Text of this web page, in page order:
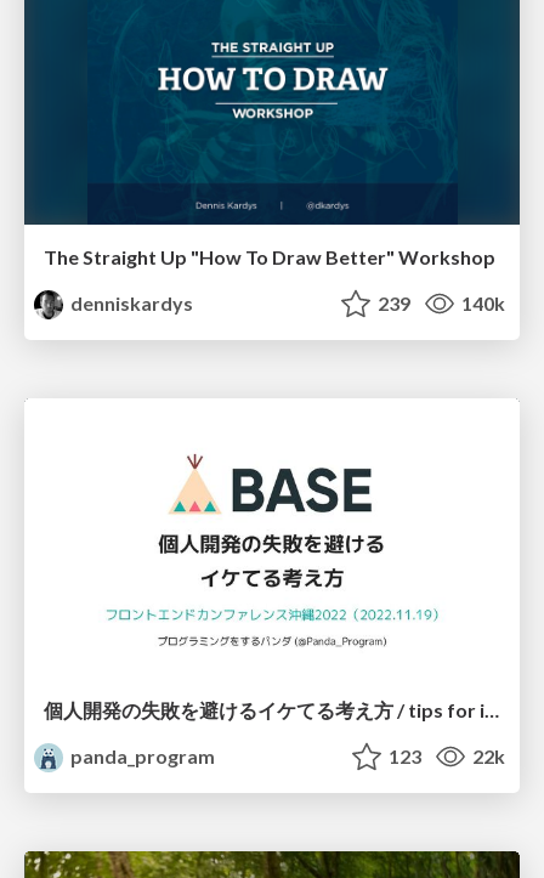
The Straight Up "How To Draw Better" Workshop
denniskardys
239 140k
panda_program
123 22k